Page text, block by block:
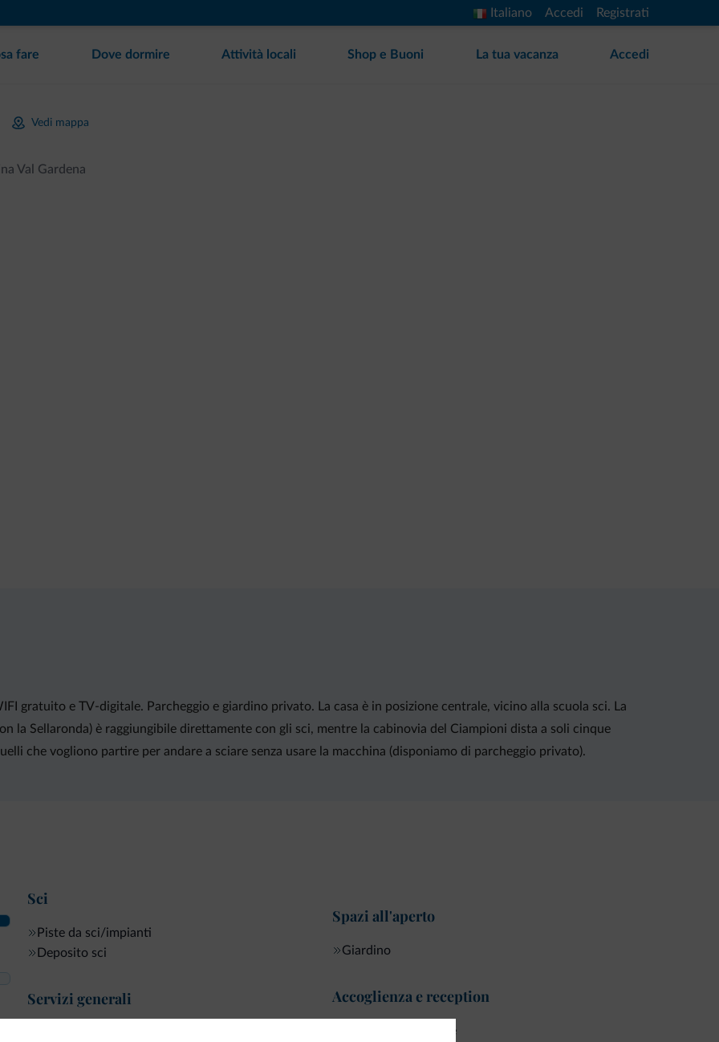
Italiano Accedi Registrati
fare Dove dormire Attività locali Shop e Buoni La tua vacanza Accedi
Vedi mappa
Val Gardena
gratuito e TV-digitale. Parcheggio e giardino privato. La casa è in posizione centrale, vicino alla scuola sci. La
la Sellaronda) è raggiungibile direttamente con gli sci, mentre la cabinovia del Ciampioni dista a soli cinque
che vogliono partire per andare a sciare senza usare la macchina (disponiamo di parcheggio privato).
Sci
Piste da sci/impianti
Deposito sci
Servizi generali
Spazi all'aperto
Giardino
Accoglienza e reception
Check in self service